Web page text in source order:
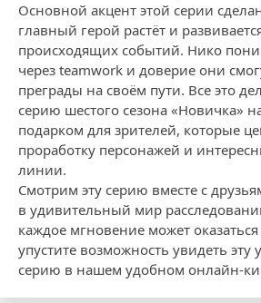
Основной акцент этой серии
главный герой растёт и
происходящих событий. Нико
через teamwork и доверие они
преграды на своём пути. Все это
серию шестого сезона «Новичка»
подарком для зрителей, которые
проработку персонажей и
линии.
Смотрим эту серию вместе с
в удивительный мир
каждое мгновение может
упустите возможность увидеть эту
серию в нашем удобном онлайн-